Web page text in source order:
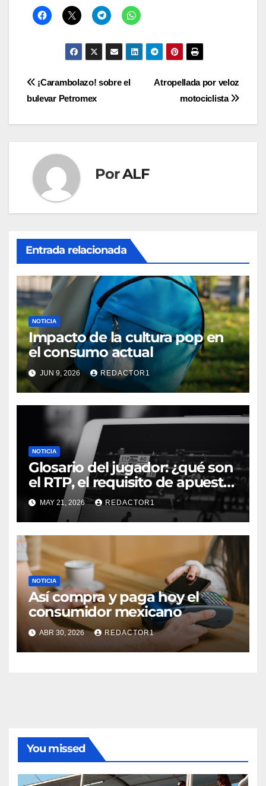
Navegación
Atropellada por veloz
motociclista
¡Carambolazo! sobre el
bulevar Petromex
PorALF
Entrada relacionada
NOTICIA
Impacto de la cultura pop en
el consumo actual
JUN 9, 2026 REDACTOR1
NOTICIA
Glosario del jugador: ¿qué son
el RTP, el requisito de apuesta,
los giros gratis y la volatilidad?
MAY 21, 2026 REDACTOR1
NOTICIA
Así compra y paga hoy el
consumidor mexicano
ABR 30, 2026 REDACTOR1
You missed